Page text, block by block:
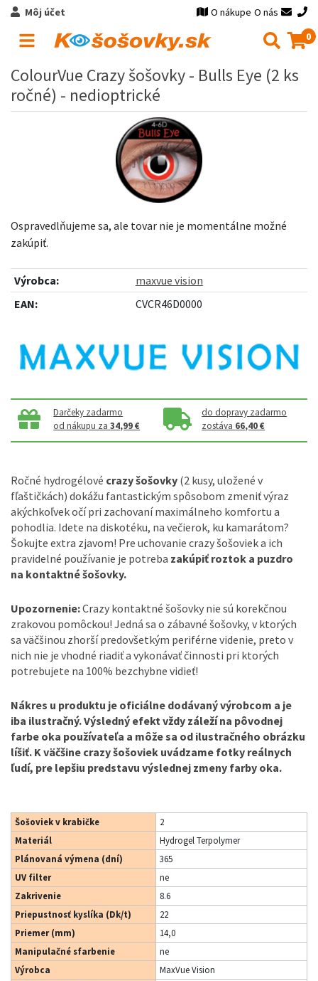
Môj účet O nákupe O nás
0
ColourVue Crazy šošovky - Bulls Eye (2 ks
ročné) - nedioptrické
Ospravedlňujeme sa, ale tovar nie je momentálne možné
zakúpiť.
Výrobca:
maxvue vision
EAN:
CVCR46D0000
Darčeky zadarmo
od nákupu za34,99 €
do dopravy zadarmo
zostáva 66,40 €
Ročné hydrogélové crazy šošovky (2 kusy, uložené v
fľaštičkách) dokážu fantastickým spôsobom zmeniť výraz
akýchkoľvek očí pri zachovaní maximálneho komfortu a
pohodlia. Idete na diskotéku, na večierok, ku kamarátom?
Šokujte extra zjavom! Pre uchovanie crazy šošoviek a ich
pravidelné používanie je potreba zakúpiť roztok a puzdro
na kontaktné šošovky.
Upozornenie:Crazy kontaktné šošovky nie sú korekčnou
zrakovou pomôckou! Jedná sa o zábavné šošovky, v ktorých
sa väčšinou zhorší predovšetkým periférne videnie, preto v
nich nie je vhodné riadiť a vykonávať činnosti pri ktorých
potrebujete na 100% bezchybne vidieť!
Nákres u produktu je oficiálne dodávaný výrobcom a je
iba ilustračný. Výsledný efekt vždy záleží na pôvodnej
farbe oka používateľa a môže sa od ilustračného obrázku
líšiť. K väčšine crazy šošoviek uvádzame fotky reálnych
ľudí, pre lepšiu predstavu výslednej zmeny farby oka.
Šošoviek v krabičke
2
Materiál
Hydrogel Terpolymer
Plánovaná výmena (dní)
365
UV filter
ne
Zakrivenie
8.6
Priepustnosť kyslíka (Dk/t)
22
Priemer (mm)
14,0
Manipulačné sfarbenie
ne
Výrobca
MaxVue Vision